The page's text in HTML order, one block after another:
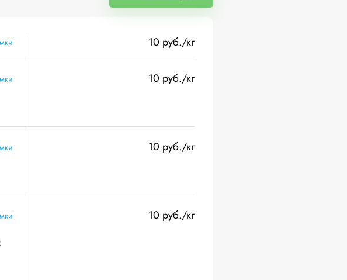
10 руб./кг
10 руб./кг
10 руб./кг
10 руб./кг